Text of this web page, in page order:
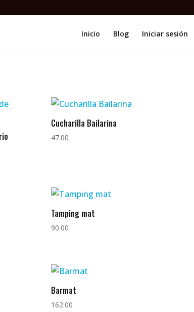
Inicio Blog Iniciar sesión
Cucharilla Bailarina
47.00
Tamping mat
90.00
Barmat
162.00